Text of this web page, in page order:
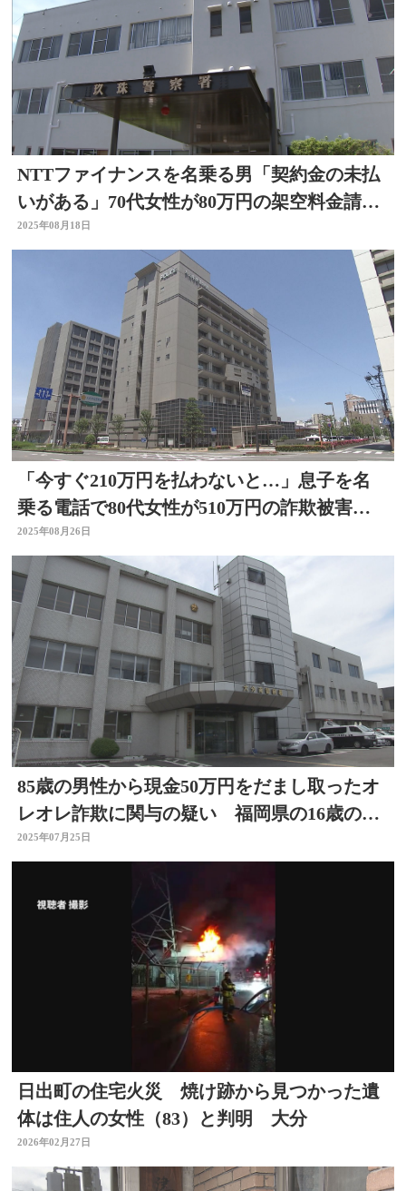
NTTファイナンスを名乗る男「契約金の未払
いがある」70代女性が80万円の架空料金請求
詐欺被害 大分
2025年08月18日
「今すぐ210万円を払わないと…」息子を名
乗る電話で80代女性が510万円の詐欺被害
大分
2025年08月26日
85歳の男性から現金50万円をだまし取ったオ
レオレ詐欺に関与の疑い 福岡県の16歳の少
年を逮捕 大分
2025年07月25日
日出町の住宅火災 焼け跡から見つかった遺
体は住人の女性（83）と判明 大分
2026年02月27日